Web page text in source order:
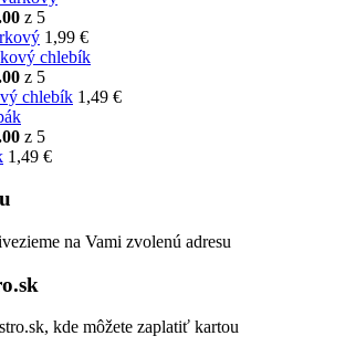
z 5
1,99 €
z 5
chlebík 1,49 €
z 5
1,49 €
na Vami zvolenú adresu
kde môžete zaplatiť kartou